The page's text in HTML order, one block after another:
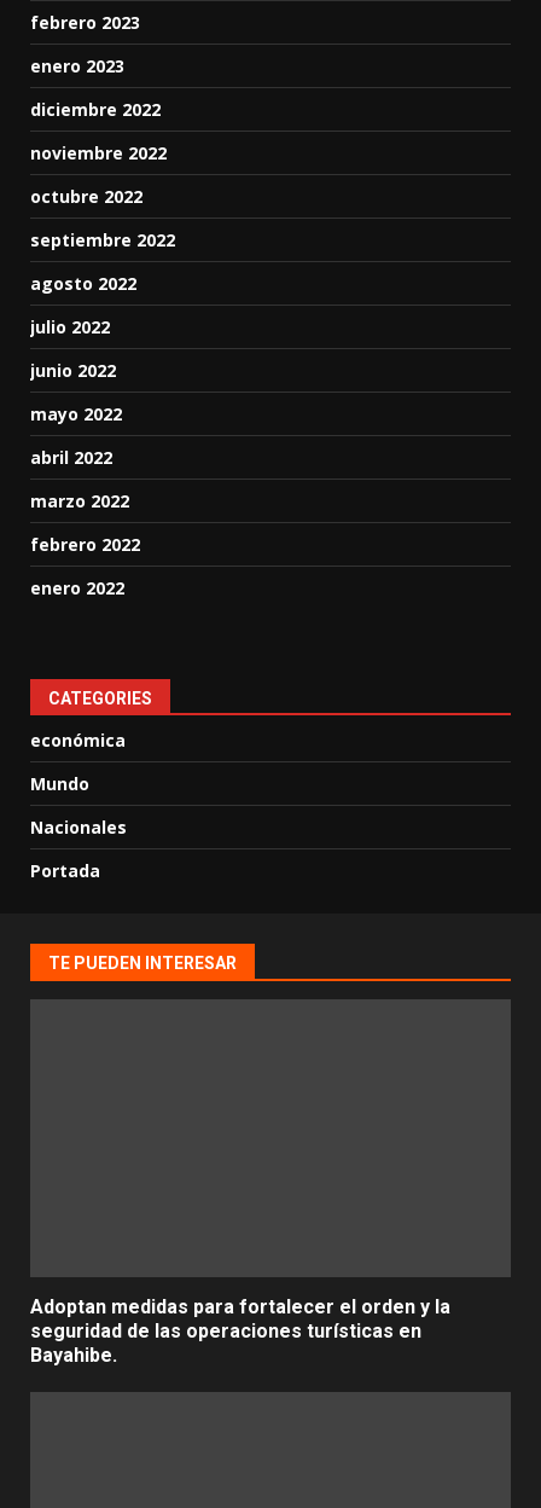
febrero 2023
enero 2023
diciembre 2022
noviembre 2022
octubre 2022
septiembre 2022
agosto 2022
julio 2022
junio 2022
mayo 2022
abril 2022
marzo 2022
febrero 2022
enero 2022
CATEGORIES
económica
Mundo
Nacionales
Portada
TE PUEDEN INTERESAR
Adoptan medidas para fortalecer el orden y la
seguridad de las operaciones turísticas en
Bayahibe.